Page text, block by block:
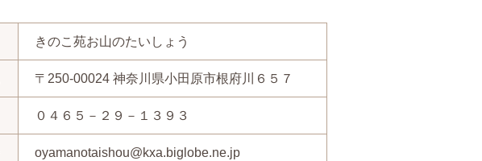
きのこ苑お山のたいしょう
〒250-00024 神奈川県小田原市根府川６５７
０４６５－２９－１３９３
oyamanotaishou@kxa.biglobe.ne.jp